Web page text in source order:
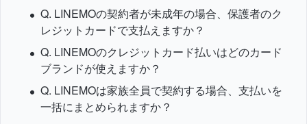
Q. LINEMOの契約者が未成年の場合、保護者のク
レジットカードで支払えますか？
Q. LINEMOのクレジットカード払いはどのカード
ブランドが使えますか？
Q. LINEMOは家族全員で契約する場合、支払いを
一括にまとめられますか？